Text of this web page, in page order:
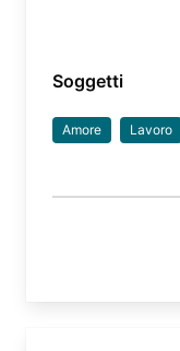
Soggetti
Amore Lavoro